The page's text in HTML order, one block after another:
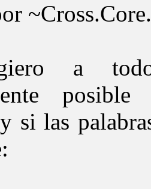
a
si las